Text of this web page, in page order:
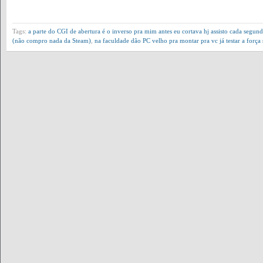
Tags: a parte do CGI de abertura é o inverso pra mim antes eu cortava hj assisto cada
(não compro nada da Steam) na faculdade dão PC velho pra montar pra vc já testar a força